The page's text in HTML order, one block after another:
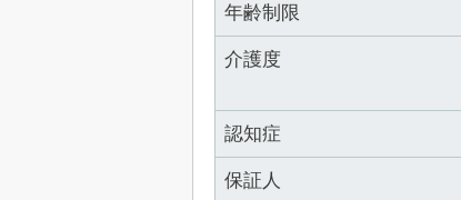
年齢制限
介護度
認知症
保証人